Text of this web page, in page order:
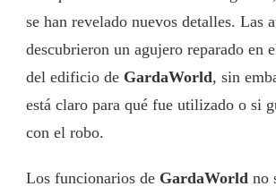
se han revelado nuevos detalles. Las
descubrieron un agujero reparado en
del edificio de GardaWorld, sin
está claro para qué fue utilizado o si
con el robo.
Los funcionarios de GardaWorld no